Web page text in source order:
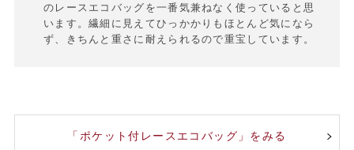
のレースエコバッグを一番気兼ねなく使っていると思
います。繊細に見えてひっかかりもほとんど気になら
ず、きちんと重さに耐えられるので重宝しています。
「ポケット付レースエコバッグ」をみる